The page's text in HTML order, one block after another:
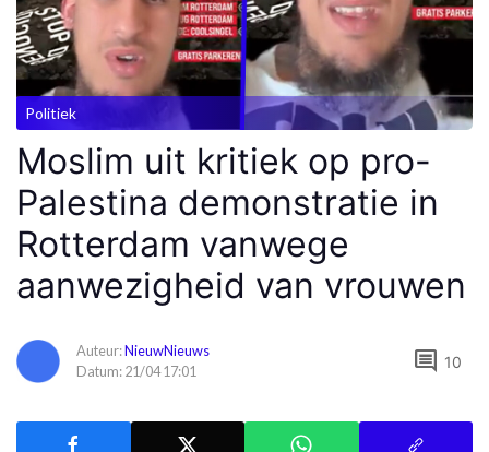
Politiek
Moslim uit kritiek op pro-
Palestina demonstratie in
Rotterdam vanwege
aanwezigheid van vrouwen
Auteur:NieuwNieuws
Datum: 21/04 17:01
comment 10